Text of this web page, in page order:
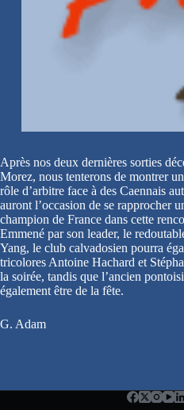
Après nos deux dernières sorties
Morez, nous tenterons de montrer
rôle d’arbitre face à des Caennais
auront l’occasion de se rapprocher
champion de France dans cette
Emmené par son leader, le
Yang, le club calvadosien pourra
tricolores Antoine Hachard et
la soirée, tandis que l’ancien
également être de la fête.
G. Adam